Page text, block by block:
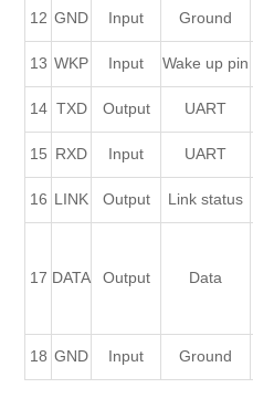
12 GND Input Ground
13 WKP Input Wake up pin
14 TXD Output UART
15 RXD Input UART
16 LINK Output Link status
17 DATA Output Data
18 GND Input Ground